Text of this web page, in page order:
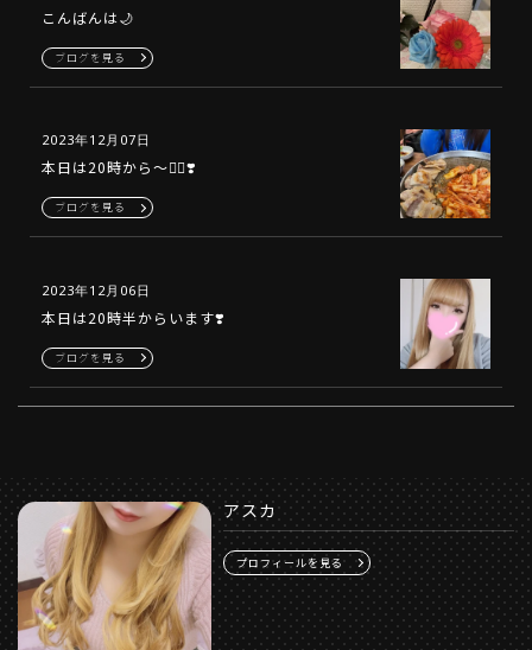
こんばんは🌙
ブログを見る
2023年12月07日
本日は20時から〜🙆‍♀️❣️
ブログを見る
2023年12月06日
本日は20時半からいます❣️
ブログを見る
アスカ
プロフィールを見る